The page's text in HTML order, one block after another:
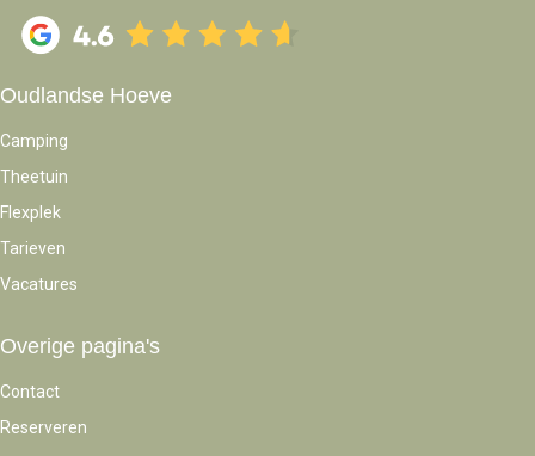
Oudlandse Hoeve
Camping
Theetuin
Flexplek
Tarieven
Vacatures
Overige pagina's
Contact
Reserveren